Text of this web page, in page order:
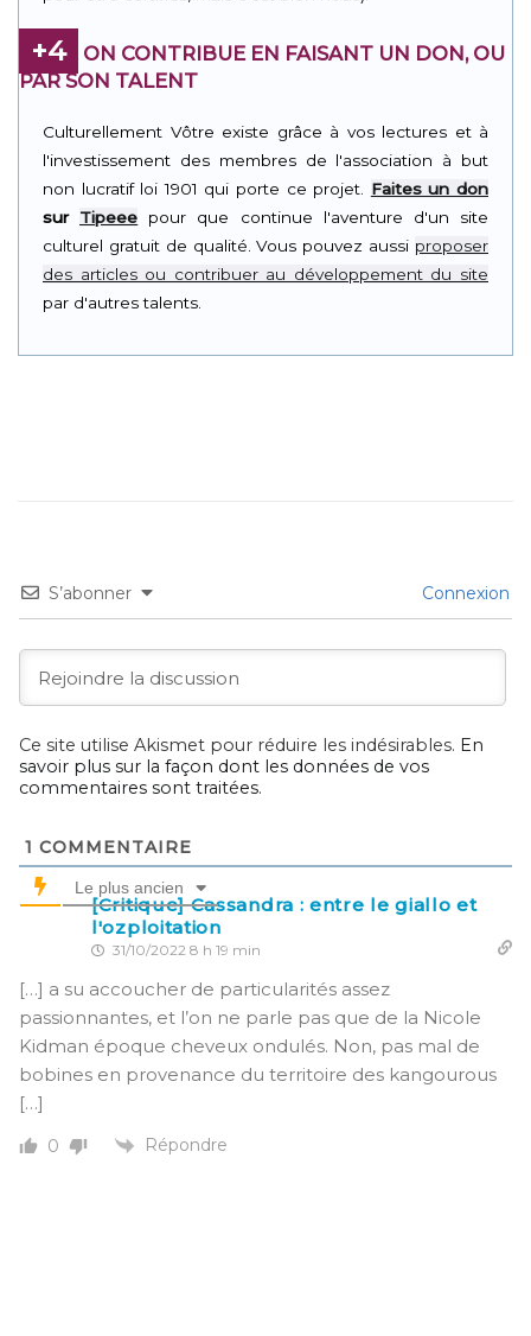
+4
ON CONTRIBUE EN FAISANT UN DON, OU
PAR SON TALENT
Culturellement Vôtre existe grâce à vos lectures et à
l'investissement des membres de l'association à but
non lucratif loi 1901 qui porte ce projet. Faites un don
sur Tipeee pour que continue l'aventure d'un site
culturel gratuit de qualité. Vous pouvez aussi proposer
des articles ou contribuer au développement du site
par d'autres talents.
S’abonner Connexion
Ce site utilise Akismet pour réduire les indésirables. En
savoir plus sur la façon dont les données de vos
commentaires sont traitées.
1 COMMENTAIRE
Le plus ancien
[Critique] Cassandra : entre le giallo et
l'ozploitation
31/10/2022 8 h 19 min
[…] a su accoucher de particularités assez
passionnantes, et l’on ne parle pas que de la Nicole
Kidman époque cheveux ondulés. Non, pas mal de
bobines en provenance du territoire des kangourous
[…]
0 Répondre